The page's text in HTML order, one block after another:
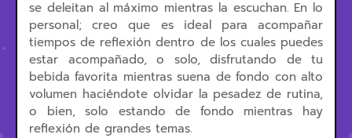
se deleitan al máximo mientras la escuchan. En lo
personal; creo que es ideal para acompañar
tiempos de reflexión dentro de los cuales puedes
estar acompañado, o solo, disfrutando de tu
bebida favorita mientras suena de fondo con alto
volumen haciéndote olvidar la pesadez de rutina,
o bien, solo estando de fondo mientras hay
reflexión de grandes temas.